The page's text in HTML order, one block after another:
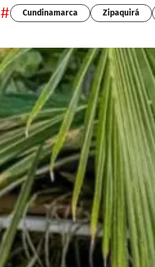
# Cundinamarca Zipaquirá